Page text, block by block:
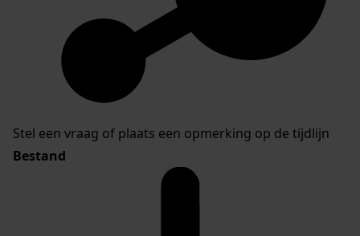
Stel een vraag of plaats een opmerking op de tijdlijn
Bestand